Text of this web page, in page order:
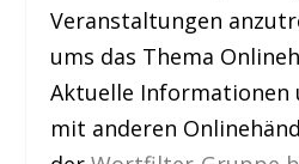
Veranstaltungen
ums das Thema
Aktuelle Informationen
mit anderen